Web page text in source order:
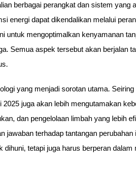
berbagai perangkat dan sistem
energi dapat dikendalikan melalui
untuk mengoptimalkan kenyamanan
Semua aspek tersebut akan berjalan
yang menjadi sorotan utama.
2025 juga akan lebih mengutamakan
dan pengelolaan limbah yang lebih
jawaban terhadap tantangan
dihuni, tetapi juga harus berperan